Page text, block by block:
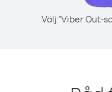
Välj "Viber Out-